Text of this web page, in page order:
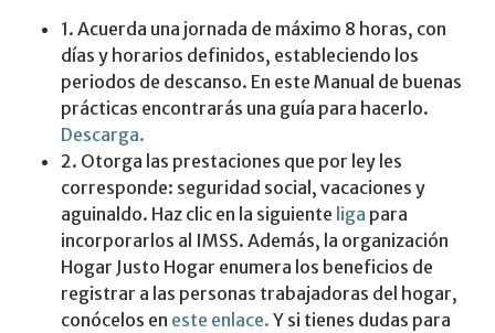
1. Acuerda una jornada de máximo 8 horas, con
días y horarios definidos, estableciendo los
periodos de descanso. En este Manual de buenas
prácticas encontrarás una guía para hacerlo.
Descarga.
2. Otorga las prestaciones que por ley les
corresponde: seguridad social, vacaciones y
aguinaldo. Haz clic en la siguiente liga para
incorporarlos al IMSS. Además, la organización
Hogar Justo Hogar enumera los beneficios de
registrar a las personas trabajadoras del hogar,
conócelos en este enlace. Y si tienes dudas para